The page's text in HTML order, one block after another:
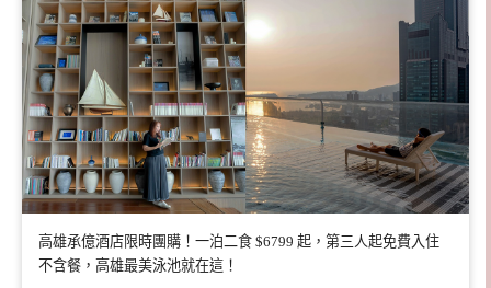
高雄承億酒店限時團購！一泊二食 $6799 起，第三人起免費入住
不含餐，高雄最美泳池就在這！